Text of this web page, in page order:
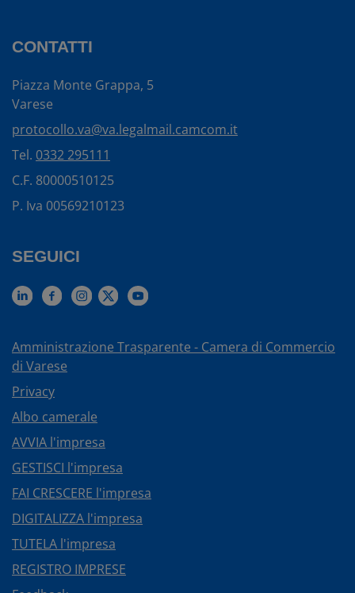
CONTATTI
Piazza Monte Grappa, 5
Varese
protocollo.va@va.legalmail.camcom.it
Tel. 0332 295111
C.F. 80000510125
P. Iva 00569210123
SEGUICI
Amministrazione Trasparente - Camera di Commercio
di Varese
Privacy
Albo camerale
AVVIA l'impresa
GESTISCI l'impresa
FAI CRESCERE l'impresa
DIGITALIZZA l'impresa
TUTELA l'impresa
REGISTRO IMPRESE